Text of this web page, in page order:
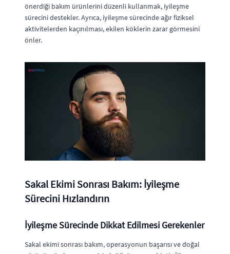
önerdiği bakım ürünlerini düzenli kullanmak, iyileşme
sürecini destekler. Ayrıca, iyileşme sürecinde ağır fiziksel
aktivitelerden kaçınılması, ekilen köklerin zarar görmesini
önler.
Sakal Ekimi Sonrası Bakım: İyileşme
Sürecini Hızlandırın
İyileşme Sürecinde Dikkat Edilmesi Gerekenler
Sakal ekimi sonrası bakım, operasyonun başarısı ve doğal